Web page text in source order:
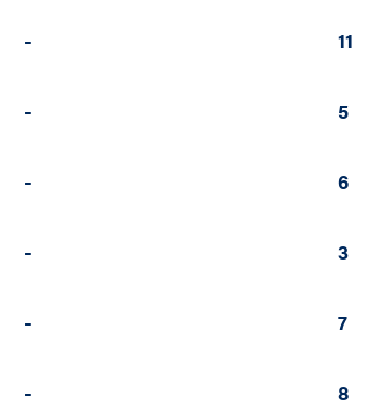
- 11
- 5
- 6
- 3
- 7
- 8